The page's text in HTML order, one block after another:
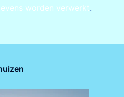
worden verwerkt.